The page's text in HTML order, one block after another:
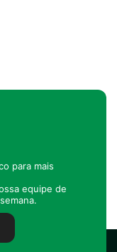
para mais
equipe de